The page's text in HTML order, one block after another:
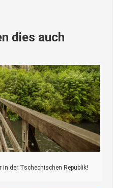
dies auch
in der Tschechischen Republik!